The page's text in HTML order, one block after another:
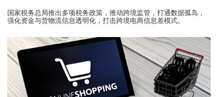
国家税务总局推出多项税务政策，推动跨境监管，打通数据孤岛，
强化资金与货物流信息透明化，打击跨境电商信息差模式。